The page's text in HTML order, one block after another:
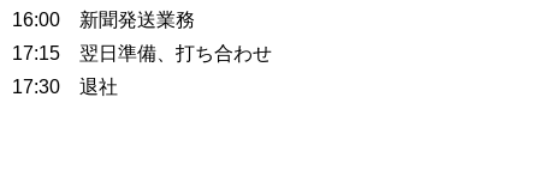
16:00 新聞発送業務
17:15 翌日準備、打ち合わせ
17:30 退社